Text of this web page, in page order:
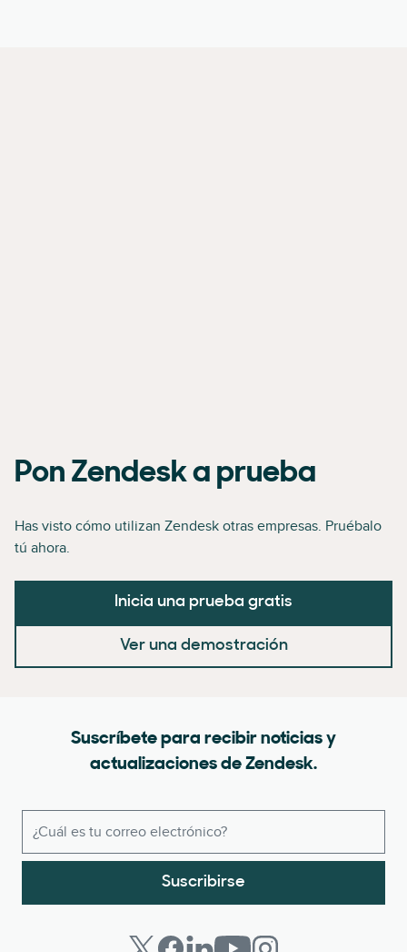
Pon Zendesk a prueba
Has visto cómo utilizan Zendesk otras empresas. Pruébalo
tú ahora.
Inicia una prueba gratis
Ver una demostración
Suscríbete para recibir noticias y
actualizaciones de Zendesk.
Suscribirse